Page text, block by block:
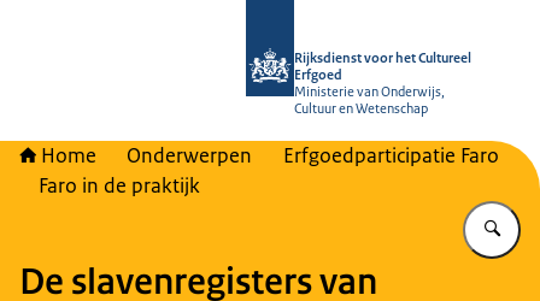
Rijksdienst voor het Cultureel
Erfgoed
Ministerie van Onderwijs,
Cultuur en Wetenschap
Home Onderwerpen
Erfgoedparticipatie Faro
Faro in de praktijk
De slavenregisters van